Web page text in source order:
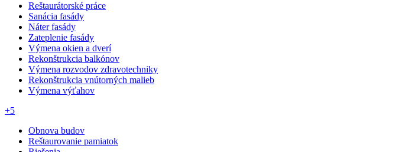
Reštaurátorské práce
Sanácia fasády
Náter fasády
Zateplenie fasády
Výmena okien a dverí
Rekonštrukcia balkónov
Výmena rozvodov zdravotechniky
Rekonštrukcia vnútorných malieb
Výmena výťahov
+5
Obnova budov
Reštaurovanie pamiatok